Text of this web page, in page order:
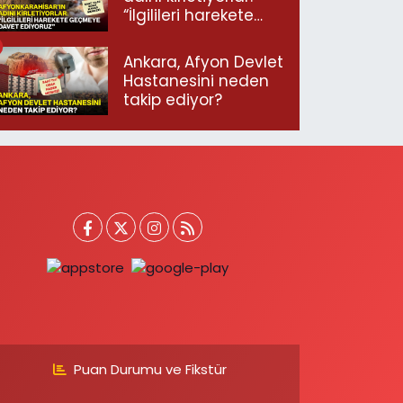
“İlgilileri harekete
ediyoruz”
Ankara, Afyon Devlet
Hastanesini neden
takip ediyor?
Puan Durumu ve Fikstür